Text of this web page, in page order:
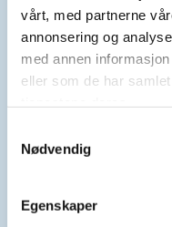
vårt, med partnerne
annonsering og
med annen
eller som de har
Nødvendig
Egenskaper
april og